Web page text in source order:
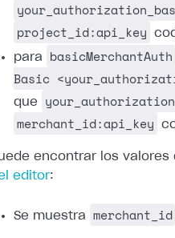
project_id:api_key
para
basicMerchantAuth
Basic
que
merchant_id:api_key
encontrar los valores
editor:
Se muestra merchant_id